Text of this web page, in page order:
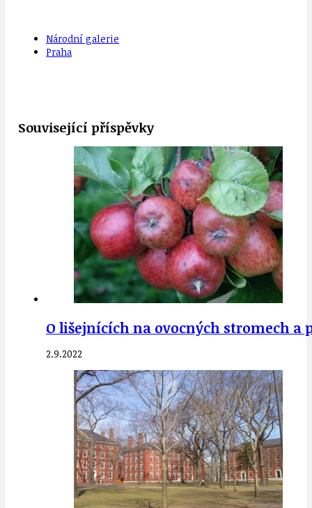
Národní galerie
Praha
Související příspěvky
O lišejnících na ovocných stromech a
2.9.2022